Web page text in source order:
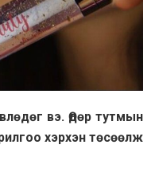
вэ. Өдөр тутмын
хэрхэн төсөөлж